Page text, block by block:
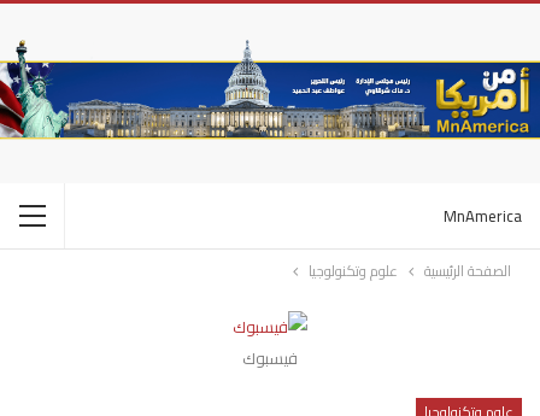
MnAmerica
الصفحة الرئيسية علوم وتكنولوجيا
فيسبوك